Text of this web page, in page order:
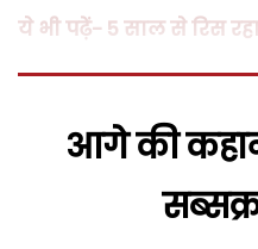
ये भी पढ़ें- 5 साल से रिस
आगे की